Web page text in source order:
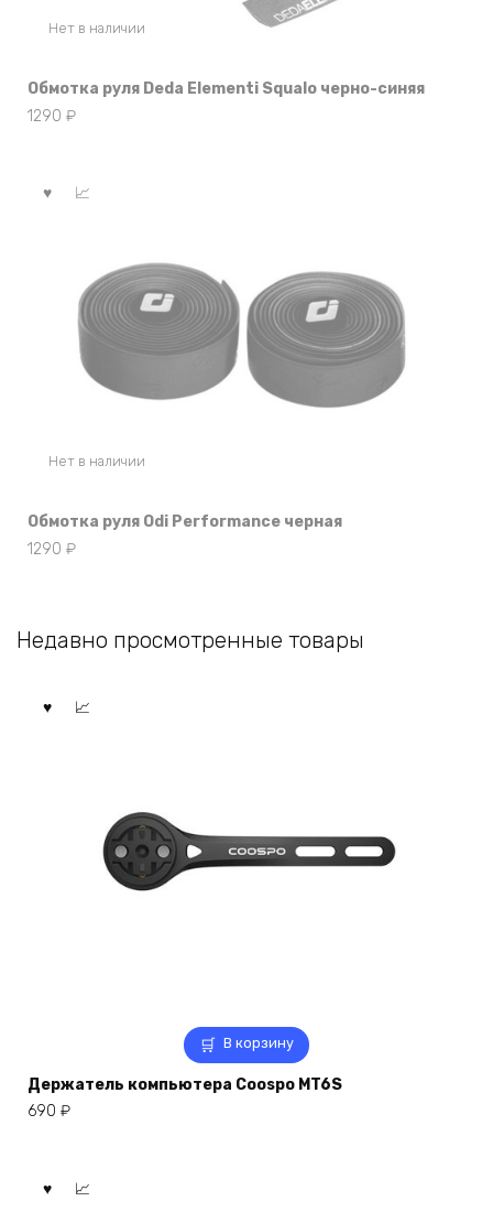
Нет в наличии
Обмотка руля Deda Elementi Squalo черно-синяя
1290 ₽
Нет в наличии
Обмотка руля Odi Performance черная
1290 ₽
Недавно просмотренные товары
В корзину
Держатель компьютера Coospo MT6S
690 ₽